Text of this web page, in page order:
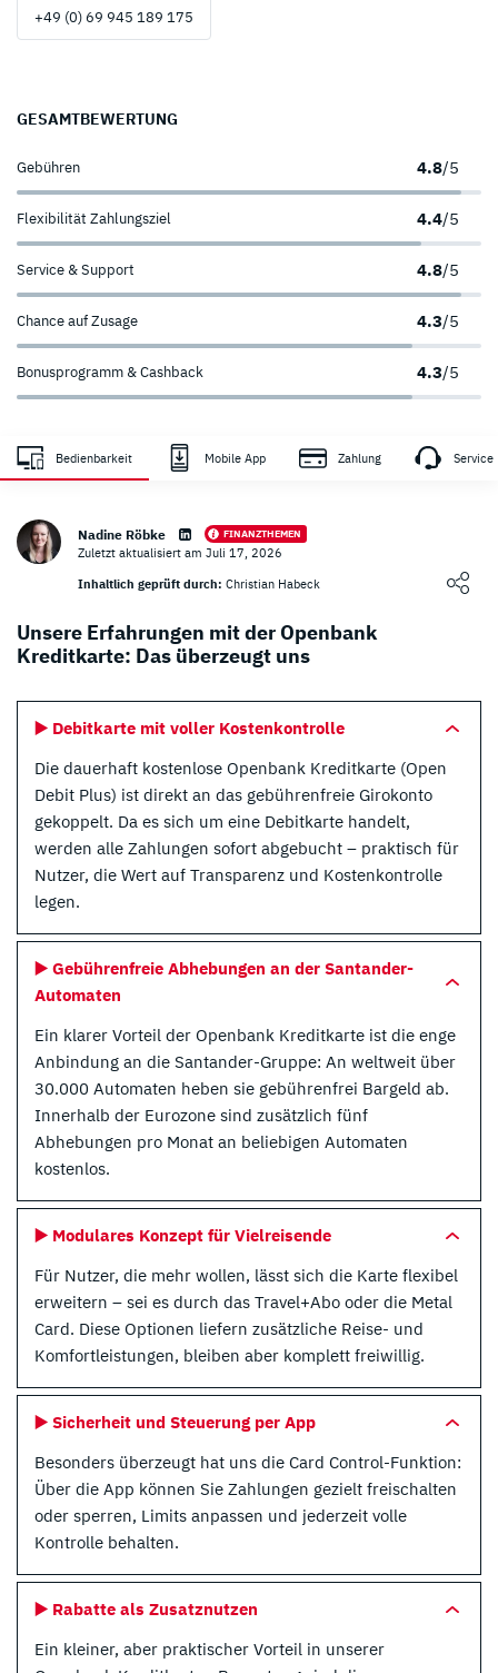
+49 (0) 69 945 189 175
GESAMTBEWERTUNG
Gebühren 4.8/5
Flexibilität Zahlungsziel 4.4/5
Service & Support 4.8/5
Chance auf Zusage 4.3/5
Bonusprogramm & Cashback 4.3/5
Zahlungsanbieter
Bedienbarkeit Mobile App Zahlung Service
Nadine Röbke FINANZTHEMEN
Zuletzt aktualisiert am Juli 17, 2026
Inhaltlich geprüft durch: Christian Habeck
Unsere Erfahrungen mit der Openbank
Kreditkarte: Das überzeugt uns
▶️ Debitkarte mit voller Kostenkontrolle
Die dauerhaft kostenlose Openbank Kreditkarte (Open
Debit Plus) ist direkt an das gebührenfreie Girokonto
gekoppelt. Da es sich um eine Debitkarte handelt,
werden alle Zahlungen sofort abgebucht – praktisch für
Nutzer, die Wert auf Transparenz und Kostenkontrolle
legen.
▶️ Gebührenfreie Abhebungen an der Santander-
Automaten
Ein klarer Vorteil der Openbank Kreditkarte ist die enge
Anbindung an die Santander-Gruppe: An weltweit über
30.000 Automaten heben sie gebührenfrei Bargeld ab.
Innerhalb der Eurozone sind zusätzlich fünf
Abhebungen pro Monat an beliebigen Automaten
kostenlos.
▶️ Modulares Konzept für Vielreisende
Für Nutzer, die mehr wollen, lässt sich die Karte flexibel
erweitern – sei es durch das Travel+Abo oder die Metal
Card. Diese Optionen liefern zusätzliche Reise- und
Komfortleistungen, bleiben aber komplett freiwillig.
▶️ Sicherheit und Steuerung per App
Besonders überzeugt hat uns die Card Control-Funktion:
Über die App können Sie Zahlungen gezielt freischalten
oder sperren, Limits anpassen und jederzeit volle
Kontrolle behalten.
▶️ Rabatte als Zusatznutzen
Ein kleiner, aber praktischer Vorteil in unserer